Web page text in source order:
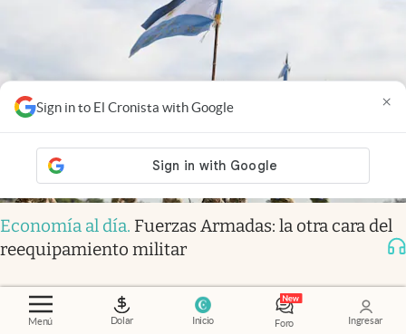
Menú Dolar Inicio Foro Ingresar
Sign in to El Cronista with Google ×
Economía al día. Fuerzas Armadas: la otra cara del
reequipamiento militar